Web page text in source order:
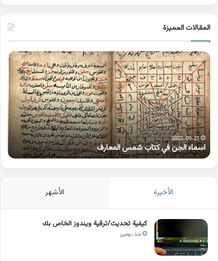
المقالات المميزة
اسماء
الجن
في
كتاب
شمس
المعارف
2022-09-21
اسماء الجن في كتاب شمس المعارف
الأخيرة الأشهر
كيفية تحديث/ترقية ويندوز الخاص بك
منذ يومين